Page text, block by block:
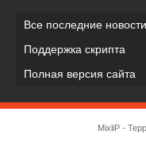
Все последние новости
Поддержка скрипта
Полная версия сайта
MixliP -